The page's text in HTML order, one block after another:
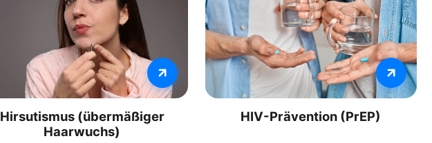
Hirsutismus (übermäßiger
Haarwuchs)
HIV-Prävention (PrEP)